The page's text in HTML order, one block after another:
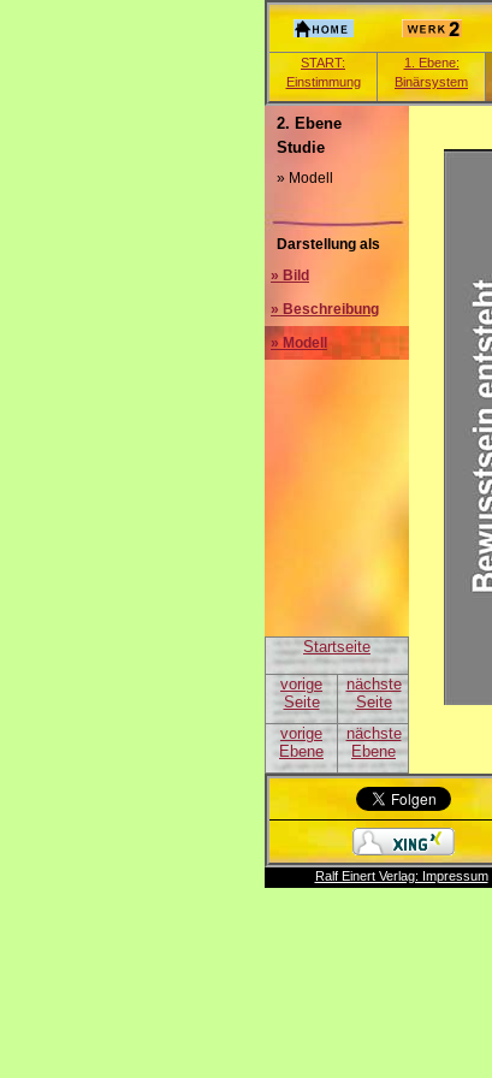
START:
Einstimmung
1. Ebene:
Binärsystem
2. Ebene
Studie
» Modell
Darstellung als
» Bild
» Beschreibung
» Modell
Startseite
vorige
Seite
nächste
Seite
vorige
Ebene
nächste
Ebene
Ralf Einert Verlag: Impressum